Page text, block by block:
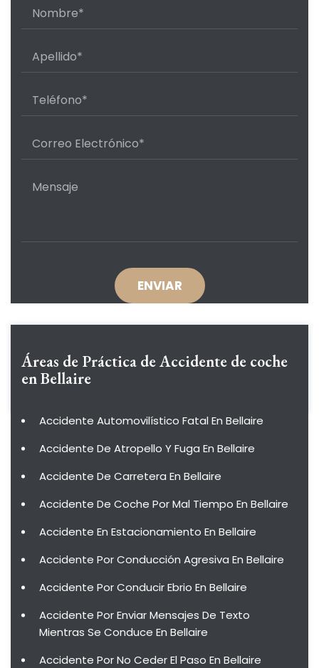
Áreas de Práctica deAccidente de coche
en Bellaire
Accidente Automovilístico Fatal En Bellaire
Accidente De Atropello Y Fuga En Bellaire
Accidente De Carretera En Bellaire
Accidente De Coche Por Mal Tiempo En Bellaire
Accidente En Estacionamiento En Bellaire
Accidente Por Conducción Agresiva En Bellaire
Accidente Por Conducir Ebrio En Bellaire
Accidente Por Enviar Mensajes De Texto
Mientras Se Conduce En Bellaire
Accidente Por No Ceder El Paso En Bellaire